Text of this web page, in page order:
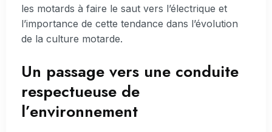
les motards à faire le saut vers l’électrique et
l’importance de cette tendance dans l’évolution
de la culture motarde.
Un passage vers une conduite
respectueuse de
l’environnement